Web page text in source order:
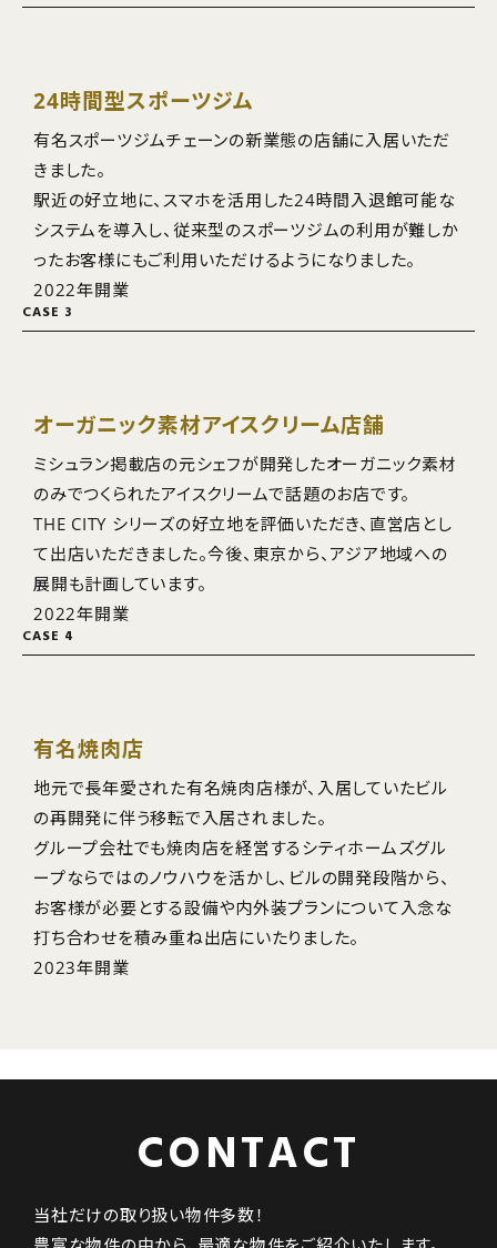
24時間型スポーツジム
有名スポーツジムチェーンの新業態の店舗に入居いただ
きました。
駅近の好立地に、スマホを活用した24時間入退館可能な
システムを導入し、従来型のスポーツジムの利用が難しか
ったお客様にもご利用いただけるようになりました。
2022年開業
CASE 3
オーガニック素材アイスクリーム店舗
ミシュラン掲載店の元シェフが開発したオーガニック素材
のみでつくられたアイスクリームで話題のお店です。
THE CITY シリーズの好立地を評価いただき、直営店とし
て出店いただきました。今後、東京から、アジア地域への
展開も計画しています。
2022年開業
CASE 4
有名焼肉店
地元で長年愛された有名焼肉店様が、入居していたビル
の再開発に伴う移転で入居されました。
グループ会社でも焼肉店を経営するシティホームズグル
ープならではのノウハウを活かし、ビルの開発段階から、
お客様が必要とする設備や内外装プランについて入念な
打ち合わせを積み重ね出店にいたりました。
2023年開業
CONTACT
当社だけの取り扱い物件多数！